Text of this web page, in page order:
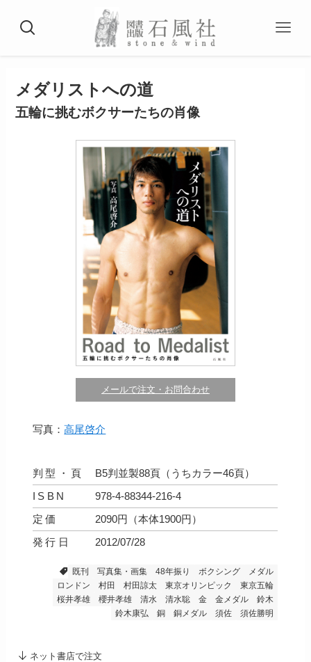
メダリストへの道
五輪に挑むボクサーたちの肖像
メールで注文・お問合わせ
写真：高尾啓介
判型・頁
B5判並製88頁（うちカラー46頁）
ISBN
978-4-88344-216-4
定価
2090円（本体1900円）
発行日
2012/07/28
既刊 写真集・画集 48年振り ボクシング
メダル
ロンドン
村田 村田諒太 東京オリンピック
東京五輪
桜井孝雄
櫻井孝雄 清水 清水聡 金 金メダル
鈴木
鈴木康弘
銅 銅メダル 須佐 須佐勝明
ネット書店で注文